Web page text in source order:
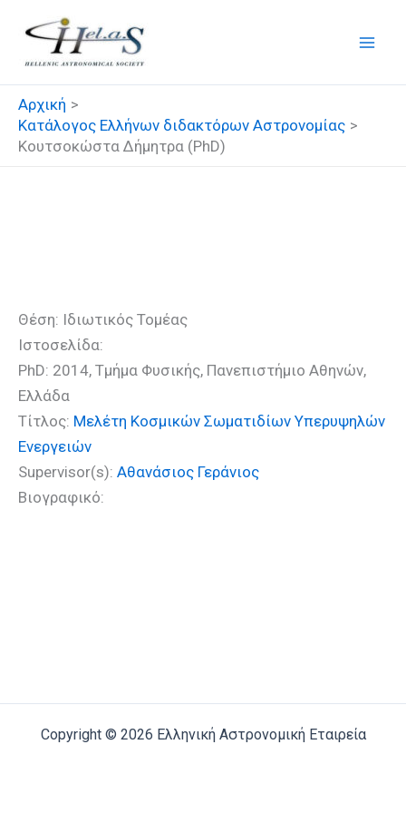
στο
περιεχόμενο
Αρχική
Κατάλογος Ελλήνων διδακτόρων Αστρονομίας
Κουτσοκώστα Δήμητρα (PhD)
Θέση: Ιδιωτικός Τομέας
Ιστοσελίδα:
PhD: 2014, Τμήμα Φυσικής, Πανεπιστήμιο Αθηνών,
Ελλάδα
Τίτλος: Μελέτη Κοσμικών Σωματιδίων Υπερυψηλών
Ενεργειών
Supervisor(s): Αθανάσιος Γεράνιος
Βιογραφικό:
Copyright © 2026 Ελληνική Αστρονομική Εταιρεία